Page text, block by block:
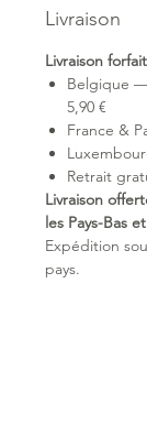
Livraison
Livraison
Belgique —
5,90 €
France &
Retrait
Livraison
les Pays-Bas
Expédition
pays.